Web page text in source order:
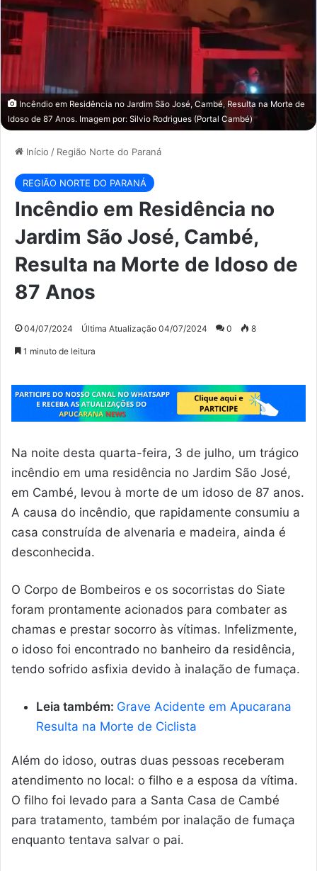
Incêndio em Residência no Jardim São José, Cambé, Resulta na Morte de
Idoso de 87 Anos. Imagem por: Silvio Rodrigues (Portal Cambé)
Início / Região Norte do Paraná
REGIÃO NORTE DO PARANÁ
Incêndio em Residência no
Jardim São José, Cambé,
Resulta na Morte de Idoso de
87 Anos
04/07/2024 Última Atualização 04/07/2024 0 8
1 minuto de leitura
Na noite desta quarta-feira, 3 de julho, um trágico
incêndio em uma residência no Jardim São José,
em Cambé, levou à morte de um idoso de 87 anos.
A causa do incêndio, que rapidamente consumiu a
casa construída de alvenaria e madeira, ainda é
desconhecida.
O Corpo de Bombeiros e os socorristas do Siate
foram prontamente acionados para combater as
chamas e prestar socorro às vítimas. Infelizmente,
o idoso foi encontrado no banheiro da residência,
tendo sofrido asfixia devido à inalação de fumaça.
Leia também: Grave Acidente em Apucarana
Resulta na Morte de Ciclista
Além do idoso, outras duas pessoas receberam
atendimento no local: o filho e a esposa da vítima.
O filho foi levado para a Santa Casa de Cambé
para tratamento, também por inalação de fumaça
enquanto tentava salvar o pai.